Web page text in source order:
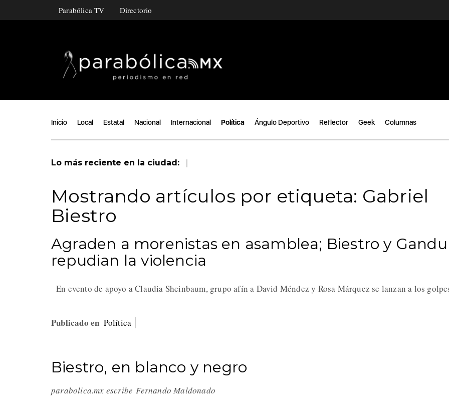
Parabólica TV Directorio
Inicio Local Estatal Nacional Internacional Política Ángulo Deportivo Reflector Geek Columnas
Lo más reciente en la ciudad: |
Mostrando artículos por etiqueta: Gabriel
Biestro
Agraden a morenistas en asamblea; Biestro y
repudian la violencia
En evento de apoyo a Claudia Sheinbaum, grupo afín a David Méndez y Rosa Márquez se lanzan a los
Publicado en Política
Biestro, en blanco y negro
parabolica.mx escribe Fernando Maldonado